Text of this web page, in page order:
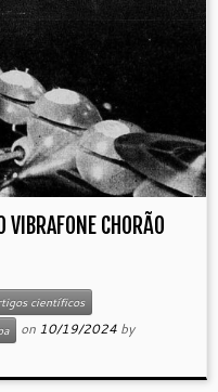
VIBRAFONE CHORÃO
científicos
on 10/19/2024 by